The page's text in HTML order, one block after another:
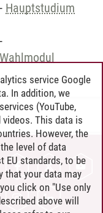
- Hauptstudium
-
service Google
In addition, we
(YouTube,
This data is
However, the
level of data
EU standards, to be
that your data may
click on "Use only
above will